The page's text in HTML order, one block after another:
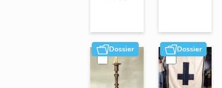
Dossier Dossier